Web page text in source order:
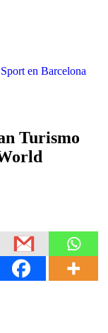
en Barcelona
Turismo